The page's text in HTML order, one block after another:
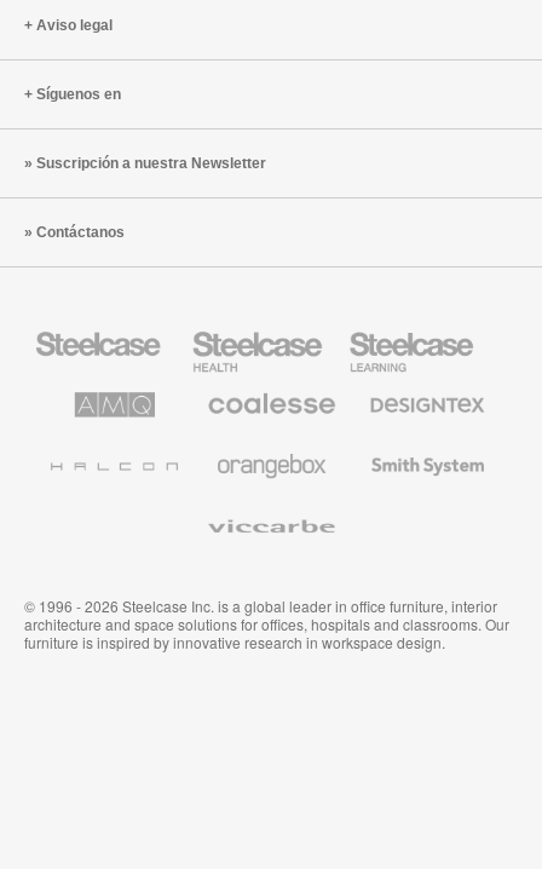
Aviso legal
Síguenos en
Suscripción a nuestra Newsletter
Contáctanos
Steelcase
para
sanidad
Steelcase
para
educación
Steelcase
Solutions
premium
System
© 1996 - 2026 Steelcase Inc. is a global leader in office furniture, interior
architecture and space solutions for offices, hospitals and classrooms. Our
furniture is inspired by innovative research in workspace design.